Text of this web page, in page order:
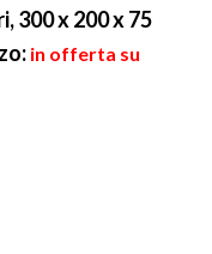
300 x 200 x 75
in offerta su